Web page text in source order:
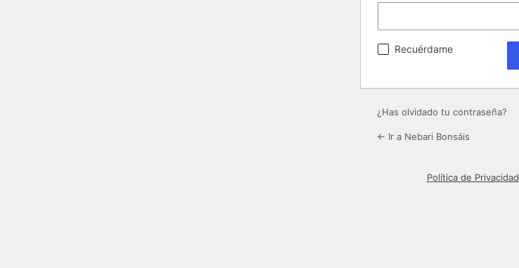
Recuérdame
¿Has olvidado tu contraseña?
← Ir a Nebari Bonsáis
Política de Privacidad